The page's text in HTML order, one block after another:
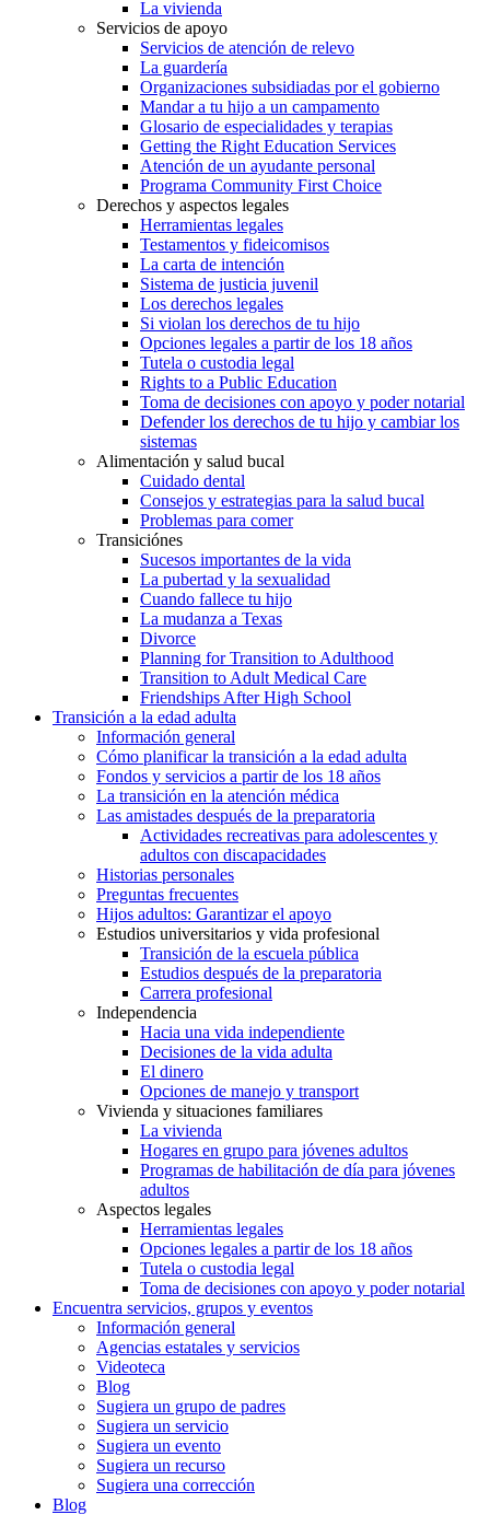
La vivienda
Servicios de apoyo
Servicios de atención de relevo
La guardería
Organizaciones subsidiadas por el gobierno
Mandar a tu hijo a un campamento
Glosario de especialidades y terapias
Getting the Right Education Services
Atención de un ayudante personal
Programa Community First Choice
Derechos y aspectos legales
Herramientas legales
Testamentos y fideicomisos
La carta de intención
Sistema de justicia juvenil
Los derechos legales
Si violan los derechos de tu hijo
Opciones legales a partir de los 18 años
Tutela o custodia legal
Rights to a Public Education
Toma de decisiones con apoyo y poder notarial
Defender los derechos de tu hijo y cambiar los
sistemas
Alimentación y salud bucal
Cuidado dental
Consejos y estrategias para la salud bucal
Problemas para comer
Transiciónes
Sucesos importantes de la vida
La pubertad y la sexualidad
Cuando fallece tu hijo
La mudanza a Texas
Divorce
Planning for Transition to Adulthood
Transition to Adult Medical Care
Friendships After High School
Transición a la edad adulta
Información general
Cómo planificar la transición a la edad adulta
Fondos y servicios a partir de los 18 años
La transición en la atención médica
Las amistades después de la preparatoria
Actividades recreativas para adolescentes y
adultos con discapacidades
Historias personales
Preguntas frecuentes
Hijos adultos: Garantizar el apoyo
Estudios universitarios y vida profesional
Transición de la escuela pública
Estudios después de la preparatoria
Carrera profesional
Independencia
Hacia una vida independiente
Decisiones de la vida adulta
El dinero
Opciones de manejo y transport
Vivienda y situaciones familiares
La vivienda
Hogares en grupo para jóvenes adultos
Programas de habilitación de día para jóvenes
adultos
Aspectos legales
Herramientas legales
Opciones legales a partir de los 18 años
Tutela o custodia legal
Toma de decisiones con apoyo y poder notarial
Encuentra servicios, grupos y eventos
Información general
Agencias estatales y servicios
Videoteca
Blog
Sugiera un grupo de padres
Sugiera un servicio
Sugiera un evento
Sugiera un recurso
Sugiera una corrección
Blog